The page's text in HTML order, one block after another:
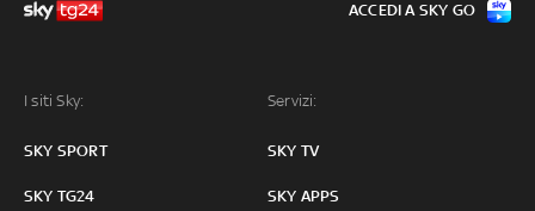
I siti Sky:
SKY SPORT
SKY TG24
Servizi:
SKY TV
SKY APPS
ACCEDI A SKY GO